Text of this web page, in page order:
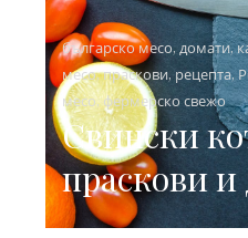
българско месо, домати,
месо,праскови,рецепта,
месо,фермерско свежо
Свински
праскови